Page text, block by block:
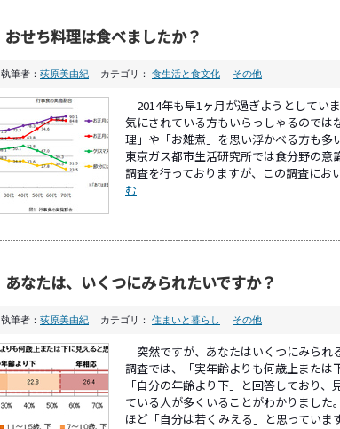
おせち料理は食べましたか？
執筆者： 荻原美由紀 カテゴリ： 食生活と食文化 その他
2014年も早1ヶ月が過ぎようとしてい
気にされている方もいらっしゃるので
理」や「お雑煮」を思い浮かべる方も
東京ガス都市生活研究所では食分野の
調査を行っておりますが、この調査にお
む
あなたは、いくつにみられたいですか？
執筆者： 荻原美由紀 カテゴリ： 住まいと暮らし その他
突然ですが、あなたはいくつにみら
調査では、「実年齢よりも何歳上また
「自分の年齢より下」と回答しており
ている人が多くいることがわかりまし
ほど「自分は若くみえる」と思っていま